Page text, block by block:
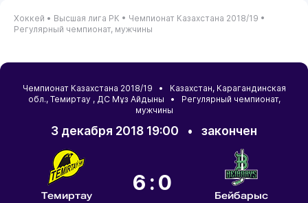
Хоккей • Высшая лига РК • Чемпионат Казахстана 2018/19 •
Регулярный чемпионат, мужчины
Чемпионат Казахстана 2018/19 • Казахстан, Карагандинская
обл., Темиртау, ДС Мұз Айдыны • Регулярный чемпионат,
мужчины
3 декабря 2018 19:00 • закончен
Темиртау
6:0
Бейбарыс